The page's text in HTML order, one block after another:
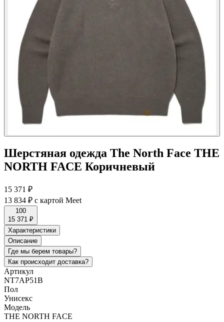
Шерстяная одежда The North Face THE
NORTH FACE Коричневый
15 371 ₽
13 834 ₽ с картой Meet
100
15 371 ₽
Характеристики
Описание
Где мы берем товары?
Как происходит доставка?
Артикул
NT7AP51B
Пол
Унисекс
Модель
THE NORTH FACE